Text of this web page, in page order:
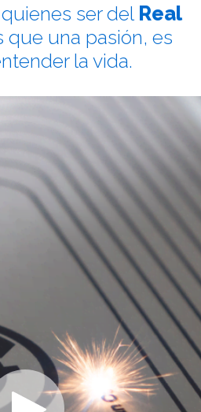
ser del Real
que una pasión, es
la vida.